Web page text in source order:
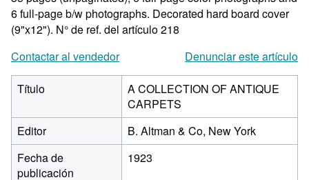
6 full-page b/w photographs. Decorated hard board cover
(9"x12"). N° de ref. del artículo 218
Contactar al vendedor
Denunciar este artículo
Título
A COLLECTION OF ANTIQUE
CARPETS
Editor
B. Altman & Co, New York
Fecha de
publicación
1923